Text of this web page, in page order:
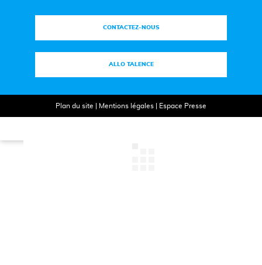
CONTACTEZ-NOUS
ALLO TALENCE
Plan du site Mentions légales| Espace Presse